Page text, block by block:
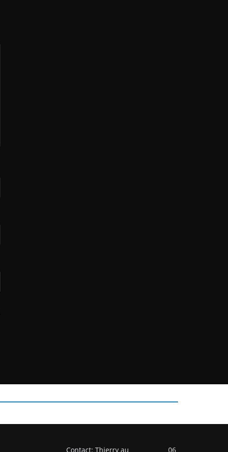
Contact: Thierry au 06